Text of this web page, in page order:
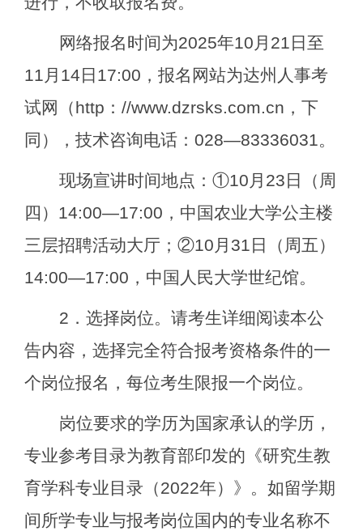
网络报名时间为2025年10月 21 日至
11月 14 日 17:00 ，报名网站为达州人事考
试网（http ： //www.dzrsks.com.cn ，下
同），技术咨询电话： 028—83336031。
现场宣讲时间地点： ①10月 23 日（周
四） 14:00—17:00 ，中国农业大学公主楼
三层招聘活动大厅 ； ②10月 31 日（周五）
14:00—17:00 ，中国人民大学世纪馆。
2 ．选择岗位。请考生详细阅读本公
告内容，选择完全符合报考资格条件的一
个岗位报名，每位考生限报一个岗位。
岗位要求的学历为国家承认的学历，
专业参考目录为教育部印发的《研究生教
育学科专业目录（2022年）》。如留学期
间所学专业与报考岗位国内的专业名称不